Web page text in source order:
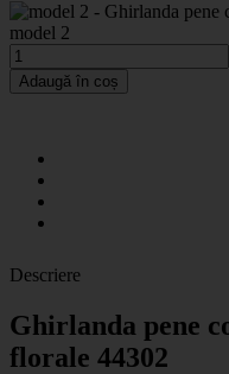
model 2
Adaugă în coș
Descriere
Ghirlanda pene
florale 44302